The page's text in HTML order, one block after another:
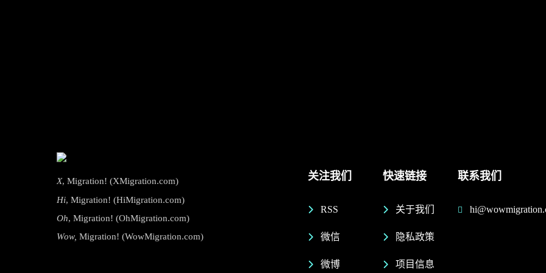
X, Migration! (XMigration.com)
Hi, Migration! (HiMigration.com)
Oh, Migration! (OhMigration.com)
Wow, Migration! (WowMigration.com)
关注我们
RSS
微信
微博
快速链接
关于我们
隐私政策
项目信息
联系我们